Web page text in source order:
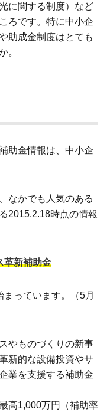
に関する制度）など
ろです。特に中小企
助成金制度はとても
。
助金情報は、中小企
なかでも人気のある
2015.2.18時点の情報
革新補助金
っています。（5月
やものづくりの新事
新的な設備投資やサ
業を支援する補助金
高1,000万円（補助率